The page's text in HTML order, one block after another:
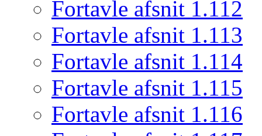
Fortavle afsnit 1.112
Fortavle afsnit 1.113
Fortavle afsnit 1.114
Fortavle afsnit 1.115
Fortavle afsnit 1.116